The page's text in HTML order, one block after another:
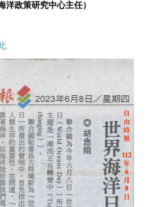
洋政策研究中心主任）